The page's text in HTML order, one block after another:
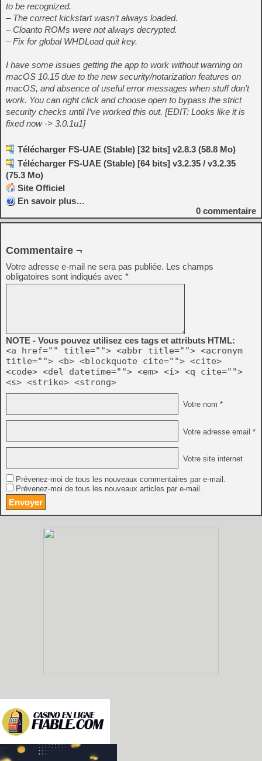
to be recognized.
– The correct kickstart wasn’t always loaded.
– Cloanto ROMs were not always decrypted.
– Fix for global WHDLoad quit key.
I have some issues getting the app to work without warning on
macOS 10.15 due to the new security/notarization features on
macOS, and absence of useful error messages when stuff don’t
work. You can right click and choose open to bypass the strict
security checks until I’ve worked this out. [EDIT: Looks like it is
fixed now -> 3.0.1u1]
Télécharger FS-UAE (Stable) [32 bits] v2.8.3 (58.8 Mo)
Télécharger FS-UAE (Stable) [64 bits] v3.2.35 / v3.2.35
(75.3 Mo)
Site Officiel
En savoir plus…
0 commentaire
Commentaire ¬
Votre adresse e-mail ne sera pas publiée. Les champs
obligatoires sont indiqués avec *
NOTE - Vous pouvez utilisez ces tags et attributs HTML:
<a href="" title=""> <abbr title=""> <acronym
title=""> <b> <blockquote cite=""> <cite>
<code> <del datetime=""> <em> <i> <q cite="">
<s> <strike> <strong>
Votre nom *
Votre adresse email *
Votre site internet
Prévenez-moi de tous les nouveaux commentaires par e-mail.
Prévenez-moi de tous les nouveaux articles par e-mail.